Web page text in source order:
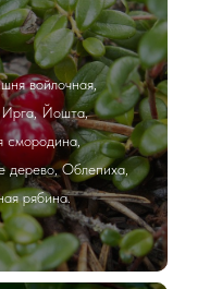
войлочная,
Ирга, Йошта,
смородина,
Облепиха,
рябина.